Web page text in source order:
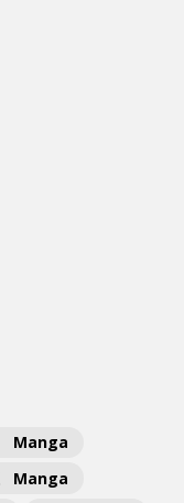
Manga
Manga